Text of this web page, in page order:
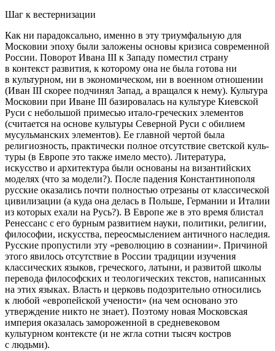
Шаг к вестернизации
Как ни парадоксально, именно в эту триумфальную для
Московии эпоху были заложены основы кризиса со­временной
России. Поворот Ива­на III к Западу поместил страну
в контекст развития, к которому она не была готова ни
в культурном, ни в экономическом, ни в военном от­ношении
(Иван III скорее подчинял Запад, а вращался к нему). Культура
Московии при Иване III базировалась на культуре Киевской
Руси с небольшой примесью итало-греческих элементов
(считается на основе культуры Северной Руси с обилием
мусульманских элементов). Ее главной чер­той была
религиозность, практиче­ски полное отсутствие светской куль­
туры (в Европе это также имело место). Литература,
искусство и архи­тектура были основаны на византий­ских
моделях (что за модели?). После падения Константинополя
русские оказались поч­ти полностью отрезаны от классической
цивилизации (а куда она делась в Польше, Германии и Италии
из которых ехали на Русь?). В Европе же в это время блистал
Ренессанс с его бурным развитием науки, политики, религии,
философии, искусства, пе­реосмыслением античного наследия.
Русские пропустили эту «революцию в сознании». Причиной
этого яви­лось отсутствие в России традиции изучения
классических языков, греческого, латыни, и развитой школы
перевода философских и теологиче­ских текстов, написанных
на этих языках. Власть и церковь подозри­тельно относились
к любой «евро­пейской учености» (на чем основано это
утверждение никто не знает). Поэтому но­вая Московская
империя оказалась замороженной в средневековом
культурном контексте (и не жгла сотни тысяч костров
с людьми).